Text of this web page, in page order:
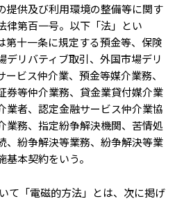
提供及び利用環境の整備等に関す
律第百一号。以下「法」とい
第十一条に規定する預金等、保険
デリバティブ取引、外国市場デリ
ビス仲介業、預金等媒介業務、
券等仲介業務、貸金業貸付媒介業
業者、認定金融サービス仲介業協
業務、指定紛争解決機関、苦情処
、紛争解決等業務、紛争解決等業
本契約をいう。
て「電磁的方法」とは、次に掲げ